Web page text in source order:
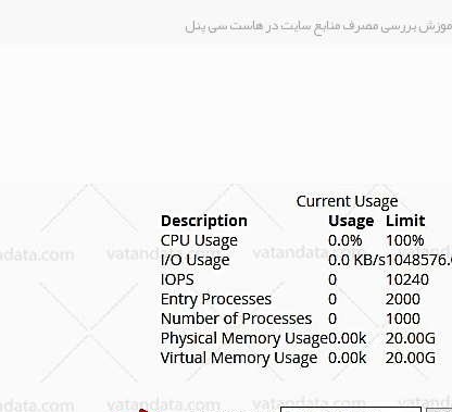
بررسی مصرف منابع سایت در هاست سی پنل